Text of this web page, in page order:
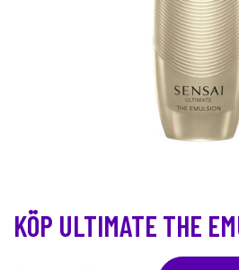
KÖP ULTIMATE THE